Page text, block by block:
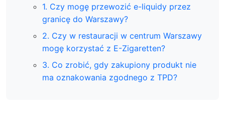
1. Czy mogę przewozić e-liquidy przez
granicę do Warszawy?
2. Czy w restauracji w centrum Warszawy
mogę korzystać z E-Zigaretten?
3. Co zrobić, gdy zakupiony produkt nie
ma oznakowania zgodnego z TPD?